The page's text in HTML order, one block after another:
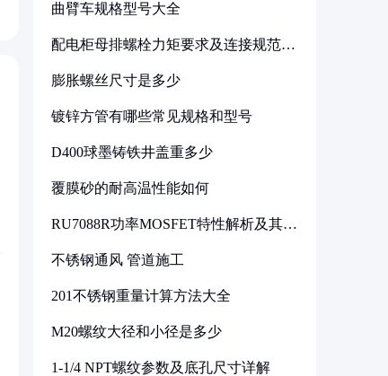
曲臂车规格型号大全
配电柜母排螺栓力矩要求及连接规范详
膨胀螺丝尺寸是多少
镀锌方管有哪些常见规格和型号
D400球墨铸铁井盖重多少
覆膜砂的耐高温性能如何
RU7088R功率MOSFET特性解析及其在
不锈钢通风 管道施工
201不锈钢重量计算方法大全
M20螺纹大径和小径是多少
1-1/4 NPT螺纹参数及底孔尺寸详解